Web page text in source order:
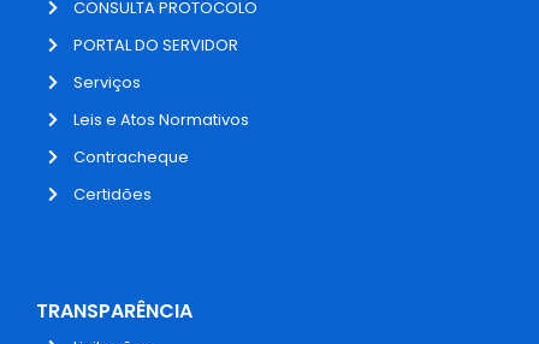
CONSULTA PROTOCOLO
PORTAL DO SERVIDOR
Serviços
Leis e Atos Normativos
Contracheque
Certidões
TRANSPARÊNCIA